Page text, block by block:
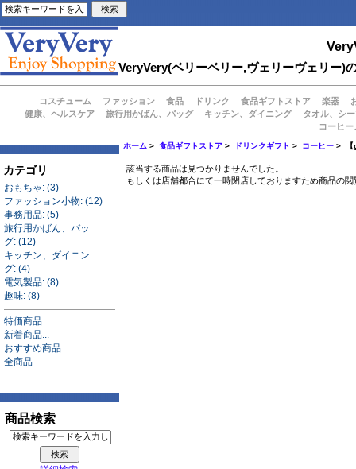
VeryVery(ベリーベリー,ヴェリーヴェリー)
コスチューム ファッション 食品 ドリンク 食品ギフトストア 楽器
健康、ヘルスケア
旅行用かばん、バッグ キッチン、ダイニング
タオル、シ
コーヒ
カテゴリ
おもちゃ: (3)
ファッション小物: (12)
事務用品: (5)
旅行用かばん、バッ
グ: (12)
キッチン、ダイニン
グ: (4)
電気製品: (8)
趣味: (8)
特価商品
新着商品...
おすすめ商品
全商品
商品検索
ホーム >食品ギフトストア > ドリンクギフト > コーヒー > 【
該当する商品は見つかりませんでした。
もしくは店舗都合にて一時閉店しておりますため商品の